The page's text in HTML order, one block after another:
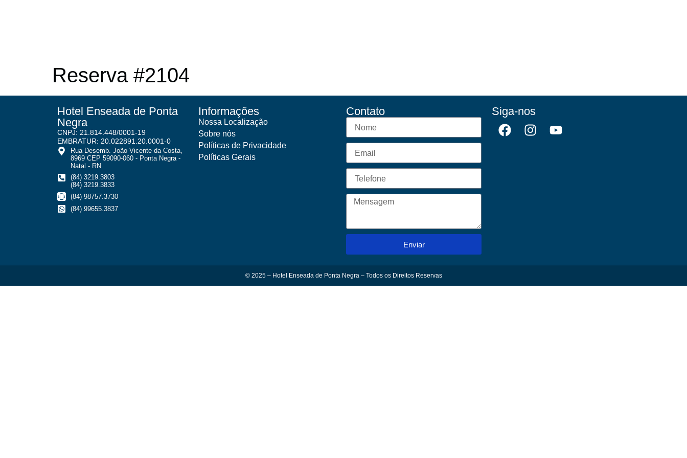
Reserva #2104
Hotel Enseada de Ponta
Negra
CNPJ: 21.814.448/0001-19
EMBRATUR: 20.022891.20.0001-0
Rua Desemb. João Vicente da Costa,
8969 CEP 59090-060 - Ponta Negra -
Natal - RN
(84) 3219.3803
(84) 3219.3833
(84) 98757.3730
(84) 99655.3837
Informações
Nossa Localização
Sobre nós
Políticas de Privacidade
Políticas Gerais
Contato
Enviar
Siga-nos
© 2025 – Hotel Enseada de Ponta Negra – Todos os Direitos Reservas